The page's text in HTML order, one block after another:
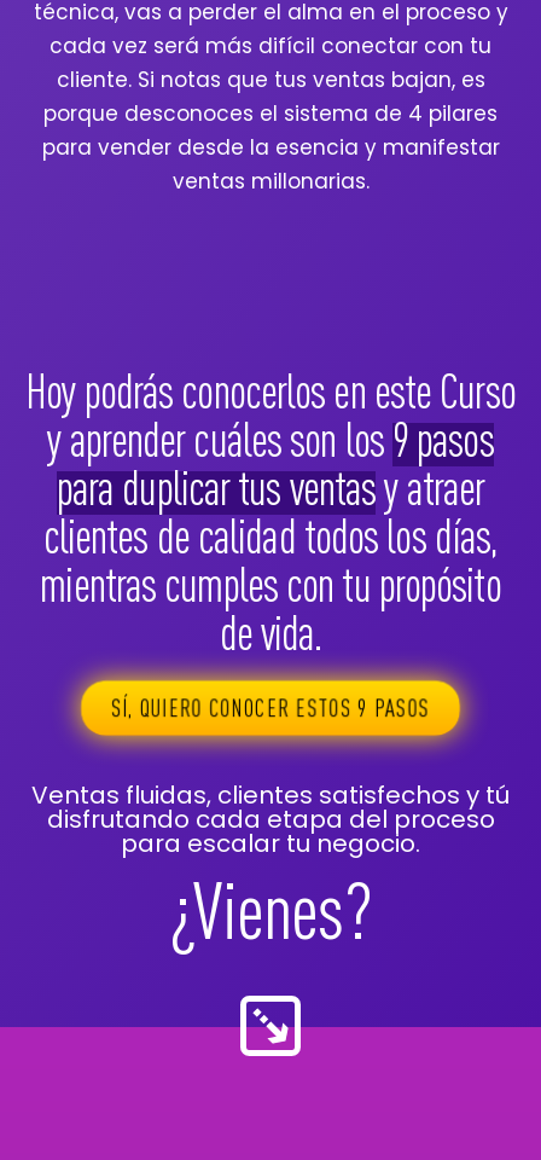
técnica, vas a perder el alma en el proceso y
cada vez será más difícil conectar con tu
cliente. Si notas que tus ventas bajan, es
porque desconoces el sistema de 4 pilares
para vender desde la esencia y manifestar
ventas millonarias.
Hoy podrás conocerlos en este Curso
y aprender cuáles son los9 pasos
para duplicar tus ventasy atraer
clientes de calidad todos los días,
mientras cumples con tu propósito
de vida.
SÍ, QUIERO CONOCER ESTOS 9 PASOS
Ventas fluidas, clientes satisfechos y tú
disfrutando cada etapa del proceso
para escalar tu negocio.
¿Vienes?